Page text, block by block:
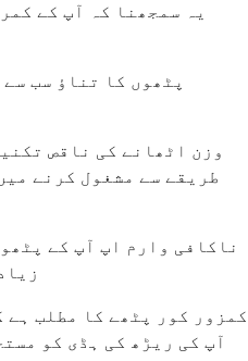
یہ سمجھنا کہ آپ کے
پٹھوں کا تناؤ سب
وزن اٹھانے کی ناقص
طریقے سے مشغول کرنے
ناکافی وارم اپ آپ کے
کمزور کور پٹھے کا مطلب
آپ کی ریڑھ کی ہڈی کو